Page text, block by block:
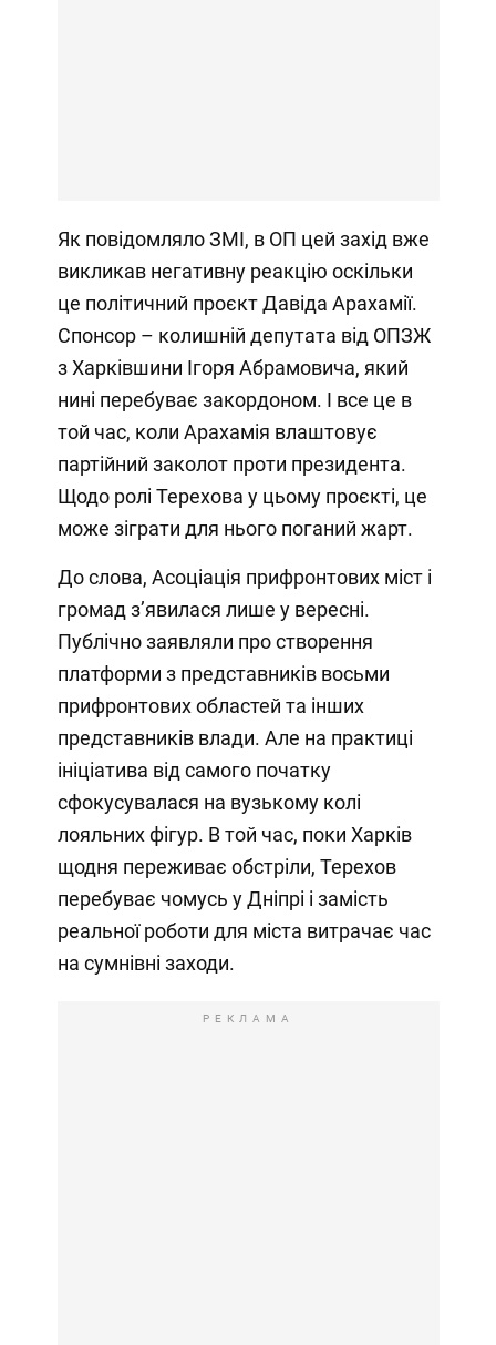
Як повідомляло ЗМІ, в ОП цей захід вже
викликав негативну реакцію оскільки
це політичний проєкт Давіда Арахамії.
Спонсор – колишній депутата від ОПЗЖ
з Харківшини Ігоря Абрамовича, який
нині перебуває закордоном. І все це в
той час, коли Арахамія влаштовує
партійний заколот проти президента.
Щодо ролі Терехова у цьому проєкті, це
може зіграти для нього поганий жарт.
До слова, Асоціація прифронтових міст і
громад з’явилася лише у вересні.
Публічно заявляли про створення
платформи з представників восьми
прифронтових областей та інших
представників влади. Але на практиці
ініціатива від самого початку
сфокусувалася на вузькому колі
лояльних фігур. В той час, поки Харків
щодня переживає обстріли, Терехов
перебуває чомусь у Дніпрі і замість
реальної роботи для міста витрачає час
на сумнівні заходи.
РЕКЛАМА